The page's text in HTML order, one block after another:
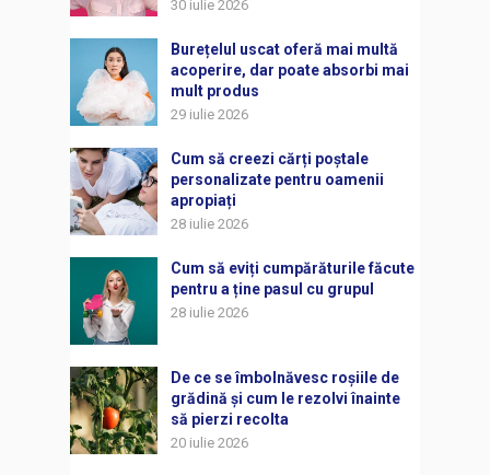
30 iulie 2026
Burețelul uscat oferă mai multă
acoperire, dar poate absorbi mai
mult produs
29 iulie 2026
Cum să creezi cărți poștale
personalizate pentru oamenii
apropiați
28 iulie 2026
Cum să eviți cumpărăturile făcute
pentru a ține pasul cu grupul
28 iulie 2026
De ce se îmbolnăvesc roșiile de
grădină și cum le rezolvi înainte
să pierzi recolta
20 iulie 2026